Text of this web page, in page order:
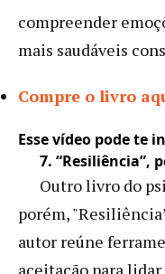
compreender
mais saudáveis
Compre o livro
Esse vídeo pode te
7. “Resiliência”,
Outro livro do
porém,
autor reúne
aceitação para